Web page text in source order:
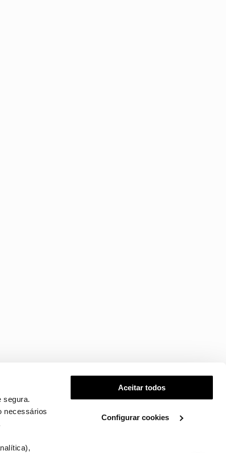
segura.
necessários
Aceitar todos
Configurar cookies